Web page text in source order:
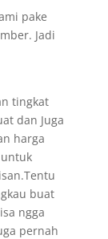
pake
Jadi
tingkat
dan Juga
harga
buat
ngga
pernah